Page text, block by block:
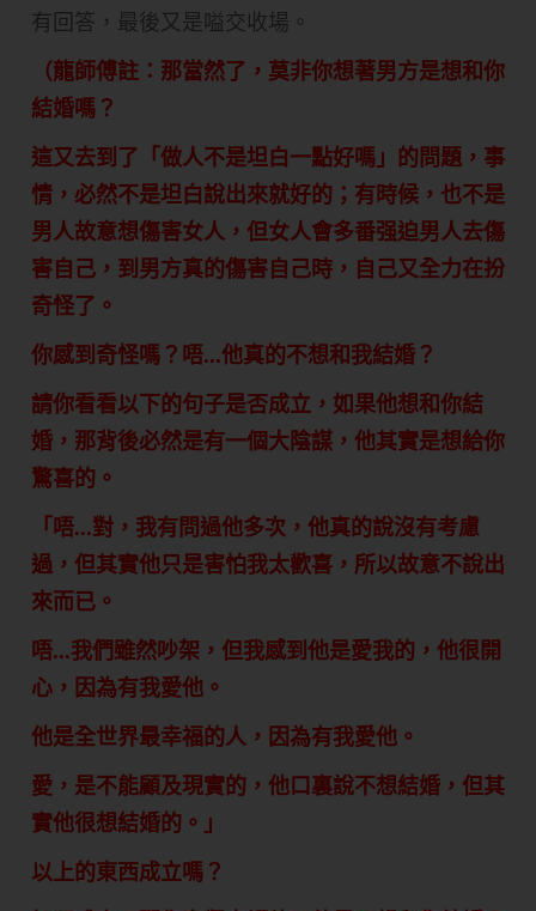
有回答，最後又是嗌交收場。
（龍師傅註：那當然了，莫非你想著男方是想和你
結婚嗎？
這又去到了「做人不是坦白一點好嗎」的問題，事
情，必然不是坦白說出來就好的；有時候，也不是
男人故意想傷害女人，但女人會多番强迫男人去傷
害自己，到男方真的傷害自己時，自己又全力在扮
奇怪了。
你感到奇怪嗎？唔…他真的不想和我結婚？
請你看看以下的句子是否成立，如果他想和你結
婚，那背後必然是有一個大陰謀，他其實是想給你
驚喜的。
「唔…對，我有問過他多次，他真的說沒有考慮
過，但其實他只是害怕我太歡喜，所以故意不說出
來而已。
唔…我們雖然吵架，但我感到他是愛我的，他很開
心，因為有我愛他。
他是全世界最幸福的人，因為有我愛他。
愛，是不能顧及現實的，他口裏說不想結婚，但其
實他很想結婚的。」
以上的東西成立嗎？